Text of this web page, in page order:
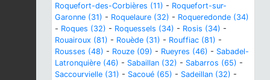
Roquefort-des-Corbières (11) - Roquefort-sur-
Garonne (31) - Roquelaure (32) - Roqueredonde (34)
- Roques (32) - Roquessels (34) - Rosis (34) -
Rouairoux (81) - Rouède (31) - Rouffiac (81) -
Rousses (48) - Rouze (09) - Rueyres (46) - Sabadel-
Latronquière (46) - Sabaillan (32) - Sabarros (65) -
Saccourvielle (31) - Sacoué (65) - Sadeillan (32) -